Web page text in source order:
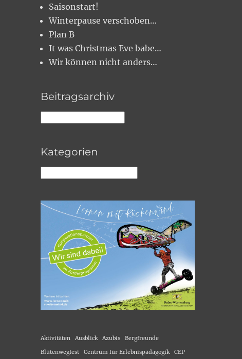
Saisonstart!
Winterpause verschoben…
Plan B
It was Christmas Eve babe…
Wir können nicht anders…
Beitragsarchiv
Kategorien
Aktivitäten Ausblick Azubis Bergfreunde
Blütenwegfest Centrum für Erlebnispädagogik CEP